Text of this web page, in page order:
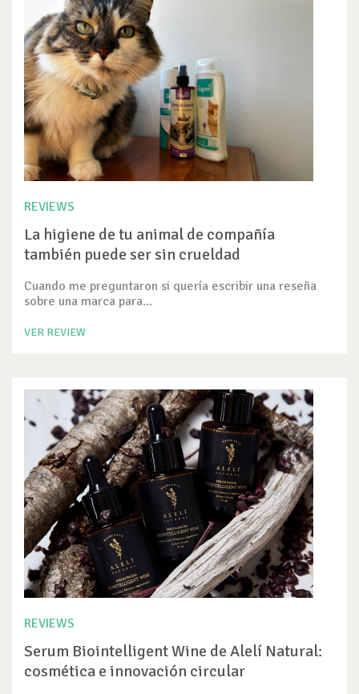
REVIEWS
La higiene de tu animal de compañía
también puede ser sin crueldad
Cuando me preguntaron si quería escribir una reseña
sobre una marca para...
VER REVIEW
REVIEWS
Serum Biointelligent Wine de Alelí Natural:
cosmética e innovación circular